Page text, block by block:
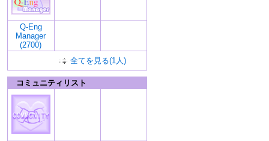
Q-Eng
Manager
(2700)
全てを見る(1人)
コミュニティリスト